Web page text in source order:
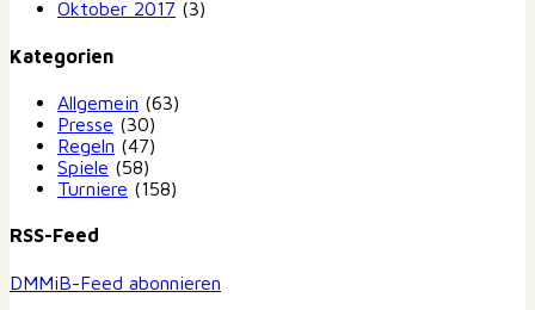
Oktober 2017 (3)
Kategorien
Allgemein (63)
Presse (30)
Regeln (47)
Spiele (58)
Turniere (158)
RSS-Feed
DMMiB-Feed abonnieren